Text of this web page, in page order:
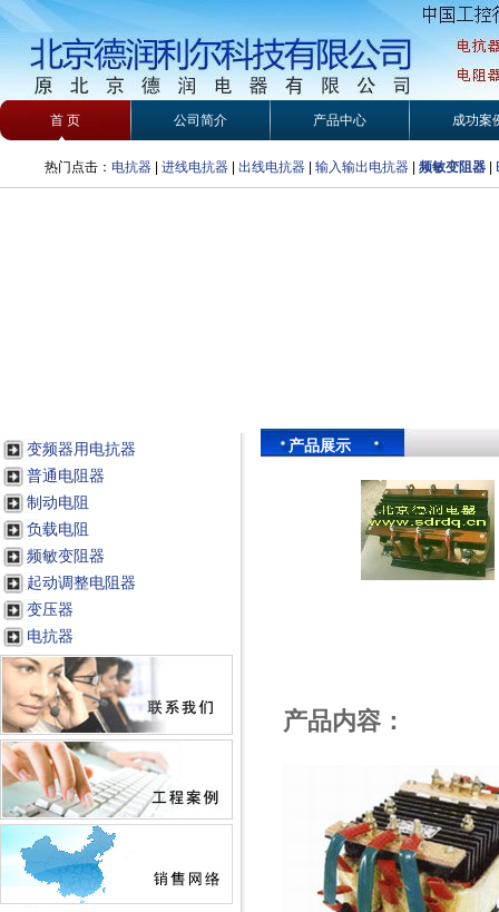
首 页 公司简介 产品中心 成功案
热门点击： 电抗器| 进线电抗器| 出线电抗器| 输入输出电抗器| 频敏变阻器|
变频器用电抗器
普通电阻器
制动电阻
负载电阻
频敏变阻器
起动调整电阻器
变压器
电抗器
产品展示
产品内容：